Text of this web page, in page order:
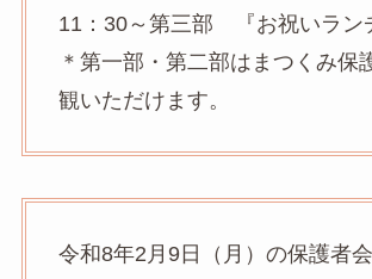
11：30～第三部 『お祝いラン
＊第一部・第二部はまつくみ保
観いただけます。
令和8年2月9日（月）の保護者会